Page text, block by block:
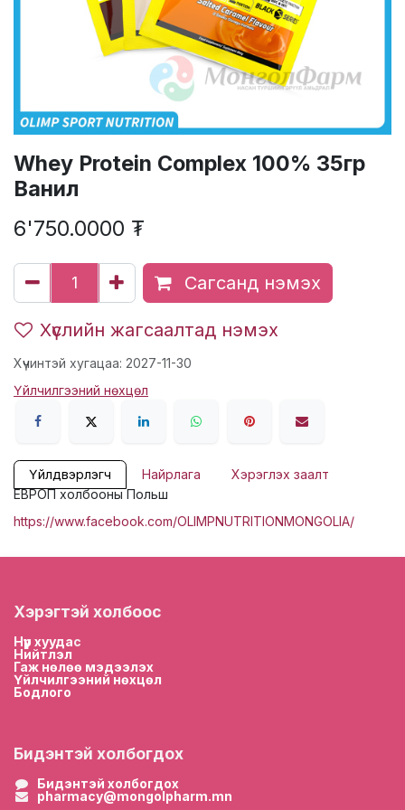
Whey Protein Complex 100% 35гр
Ванил
6'750.0000 ₮
Сагсанд нэмэх
Хүслийн жагсаалтад нэмэх
Хүчинтэй хугацаа: 2027-11-30
Үйлчилгээний нөхцөл
Үйлдвэрлэгч Найрлага
Хэрэглэх заалт
ЕВРОП холбооны Польш
https://www.facebook.com/OLIMPNUTRITIONMONGOLIA/
Хэрэгтэй холбоос
Нүүр хуудас
Нийтлэл
Гаж нөлөө мэдээлэх
Үйлчилгээний нөхцөл
Бодлого
Бидэнтэй холбогдох
Бидэнтэй холбогдох
pharmacy@mongolpharm.mn